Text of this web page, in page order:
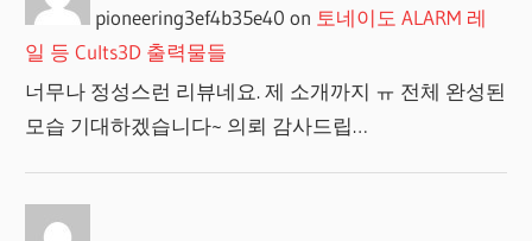
pioneering3ef4b35e40 on 토네이도 ALARM 레
일 등 Cults3D 출력물들
너무나 정성스런 리뷰네요. 제 소개까지 ㅠ 전체 완성된
모습 기대하겠습니다~ 의뢰 감사드립…